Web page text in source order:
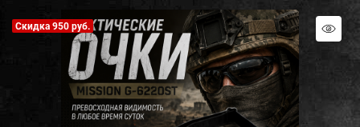
Скидка 950 руб.